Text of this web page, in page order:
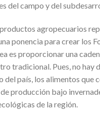
del campo y del
agropecuarios
ponencia para crear los
es proporcionar una
tradicional. Pues, no hay
país, los alimentos que
producción bajo
de la región.